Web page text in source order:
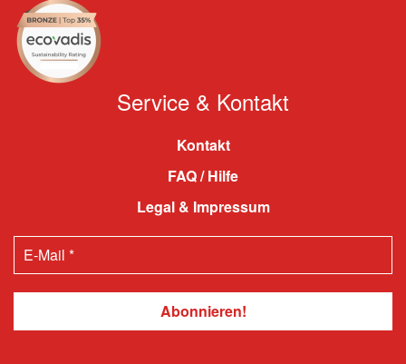
Service & Kontakt
Kontakt
FAQ / Hilfe
Legal & Impressum